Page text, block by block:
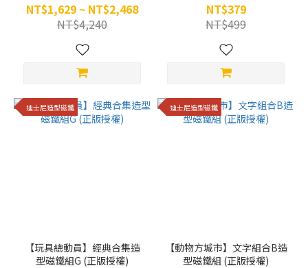
NT$1,629 ~ NT$2,468
NT$4,240
NT$379
NT$499
迪士尼造型磁鐵
【玩具總動員】經典合集造
型磁鐵組G (正版授權)
迪士尼造型磁鐵
【動物方城市】文字組合B造
型磁鐵組 (正版授權)